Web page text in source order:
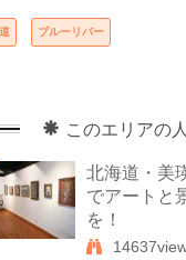
ブルーリバー
このエリアの
北海道・美
でアートと
を！